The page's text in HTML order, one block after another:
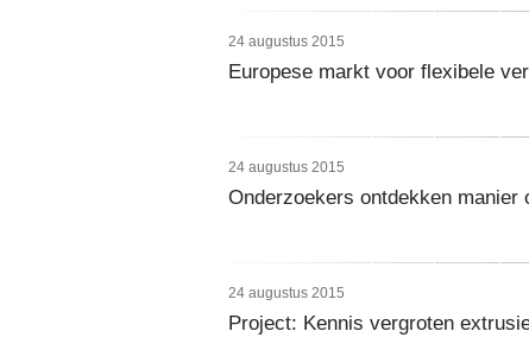
24 augustus 2015
Europese markt voor flexibele
24 augustus 2015
Onderzoekers ontdekken manier
24 augustus 2015
Project: Kennis vergroten